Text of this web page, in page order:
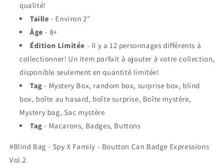
qualité!
Taille - Environ 2"
Âge - 8+
Édition Limitée - Il y a 12 personnages différents à
collectionner! Un item parfait à ajouter à votre collection,
disponible seulement en quantité limitée!
Tag - Mystery Box, random box, surprise box, blind
box, boîte au hasard, boîte surprise, Boîte mystère,
Mystery bag, Sac mystère
Tag - Macarons, Badges, Buttons
#Blind Bag - Spy X Family - Boutton Can Badge Expressions
Vol.2